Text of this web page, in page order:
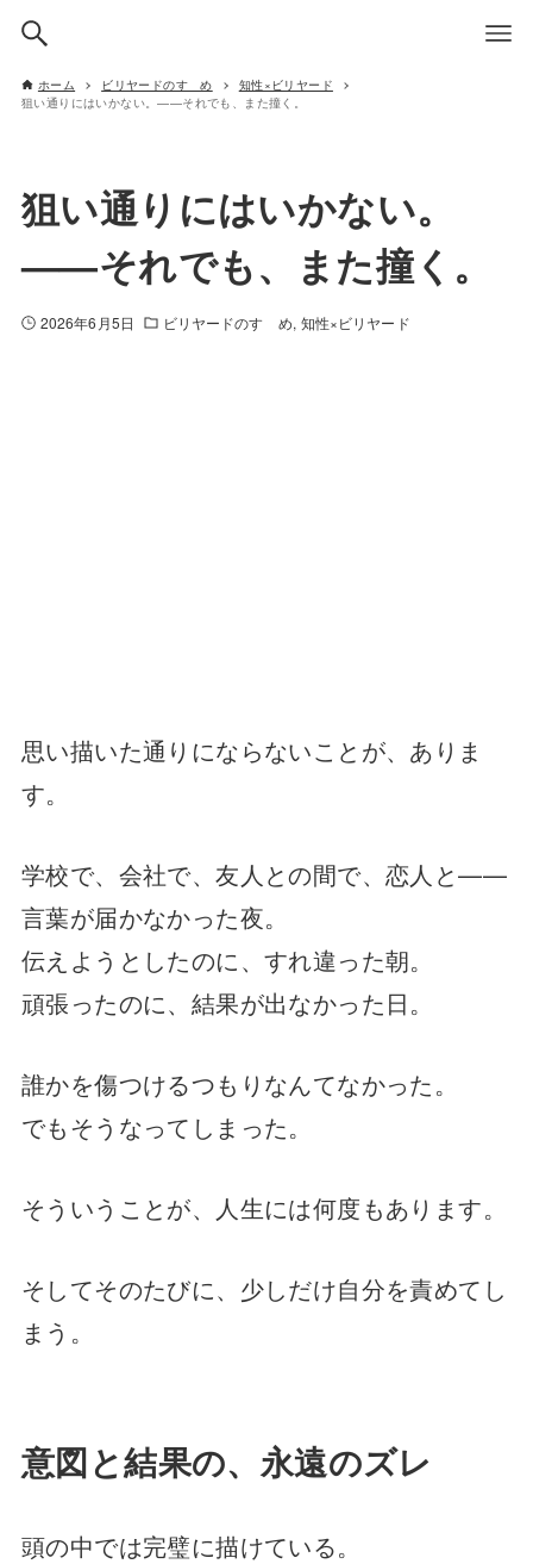
ホーム ビリヤードのすゝめ
知性×ビリヤード
狙い通りにはいかない。——それでも、また撞く。
狙い通りにはいかない。
——それでも、また撞く。
2026年6月5日 ビリヤードのすゝめ 知性×ビリヤード
思い描いた通りにならないことが、ありま
す。
学校で、会社で、友人との間で、恋人と——
言葉が届かなかった夜。
伝えようとしたのに、すれ違った朝。
頑張ったのに、結果が出なかった日。
誰かを傷つけるつもりなんてなかった。
でもそうなってしまった。
そういうことが、人生には何度もあります。
そしてそのたびに、少しだけ自分を責めてし
まう。
意図と結果の、永遠のズレ
頭の中では完璧に描けている。